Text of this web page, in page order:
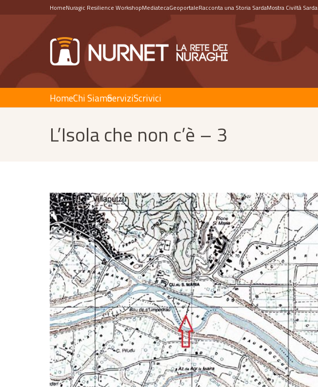
HomeNuragic Resilience WorkshopMediatecaGeoportaleRacconta una Storia SardaMostra Civiltà Sarda
HomeChi SiamoServiziScrivici
L’Isola che non c’è – 3